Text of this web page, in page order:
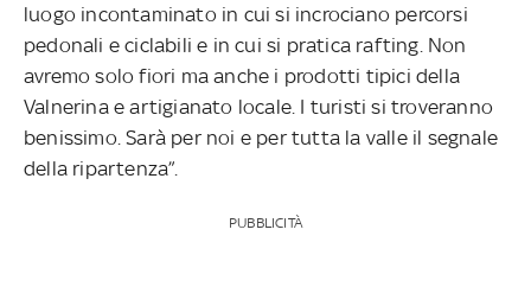
luogo incontaminato in cui si incrociano percorsi
pedonali e ciclabili e in cui si pratica rafting. Non
avremo solo fiori ma anche i prodotti tipici della
Valnerina e artigianato locale. I turisti si troveranno
benissimo. Sarà per noi e per tutta la valle il segnale
della ripartenza”.
PUBBLICITÀ